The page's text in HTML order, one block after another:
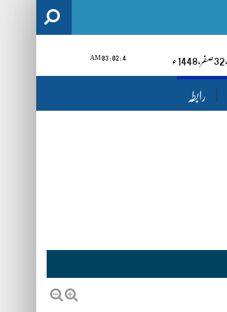
4 : 02 : 03 AM 23صفر‬, 1448ء
رابطہ